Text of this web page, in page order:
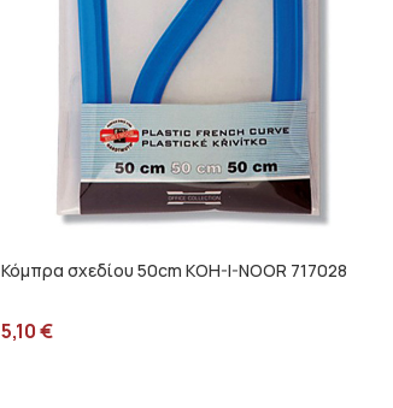
Κόμπρα σχεδίου 50cm KOH-I-NOOR 717028
5,10€